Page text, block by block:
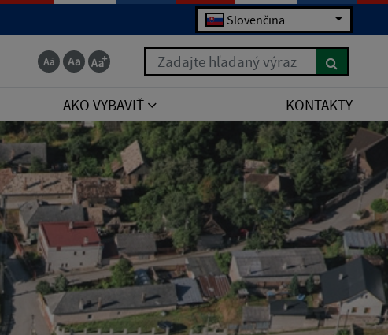
Slovenčina
Zadajte hľadaný výraz
AKO VYBAVIŤ KONTAKTY